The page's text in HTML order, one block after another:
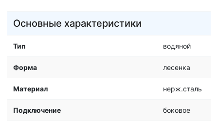
Основные характеристики
Тип водяной
Форма лесенка
Материал нерж.сталь
Подключение боковое